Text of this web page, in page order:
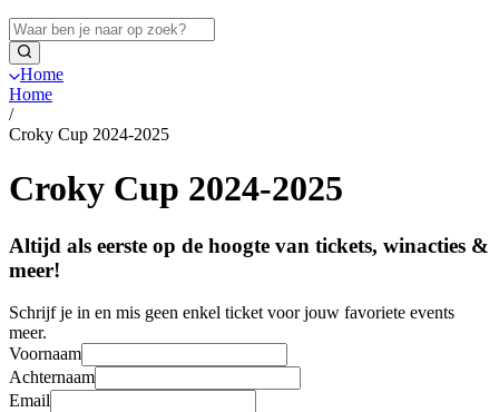
Home
Home
/
Croky Cup 2024-2025
Croky Cup 2024-2025
Altijd als eerste op de hoogte van tickets, winacties &
meer!
Schrijf je in en mis geen enkel ticket voor jouw favoriete events
meer.
Voornaam
Achternaam
Email